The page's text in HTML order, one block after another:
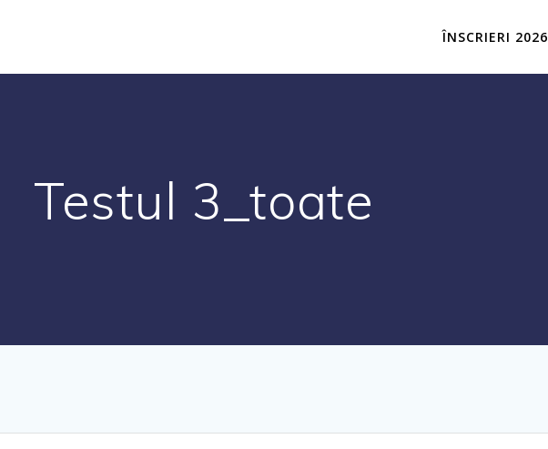
ÎNSCRIERI 2026
Testul 3_toate